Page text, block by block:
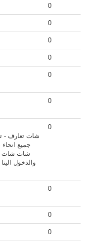
0
0
0
0
0
0
جميع
شات شات
0
0
0
0